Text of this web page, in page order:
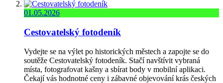
01.05.2026
Cestovatelský fotodeník
Vydejte se na výlet po historických městech a zapojte se do
soutěže Cestovatelský fotodeník. Stačí navštívit vybraná
místa, fotografovat kašny a sbírat body v mobilní aplikaci.
Čekají vás hodnotné ceny i zábavné objevování krás českých